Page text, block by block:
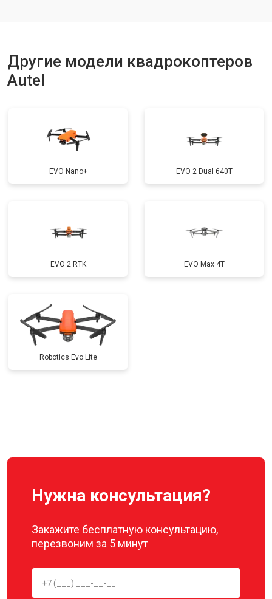
Другие модели квадрокоптеров
Autel
EVO Nano+ EVO 2 Dual 640T
EVO 2 RTK EVO Max 4T
Robotics Evo Lite
Нужна консультация?
Закажите бесплатную консультацию,
перезвоним за 5 минут